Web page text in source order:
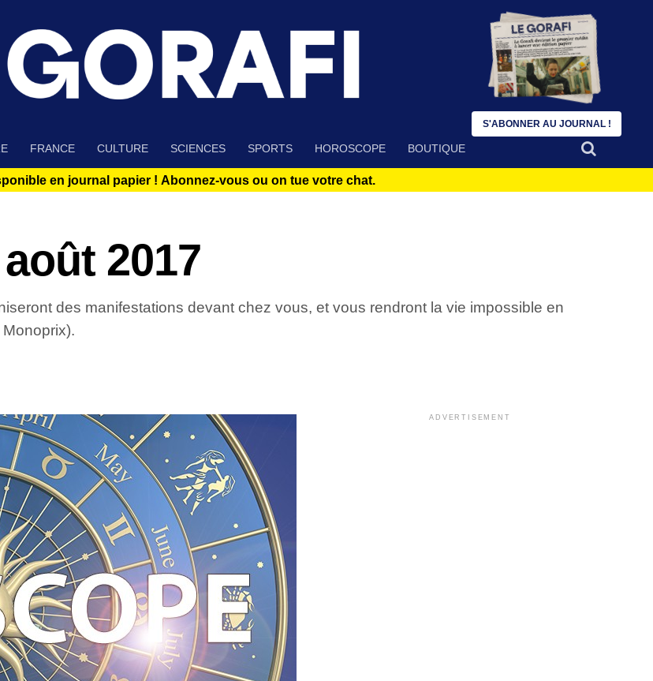
FRANCE CULTURE SCIENCES SPORTS HOROSCOPE BOUTIQUE
en journal papier ! Abonnez-vous ou on tue votre chat.
2017
des manifestations devant chez vous, et vous rendront la vie impossible en
ADVERTISEMENT
S'ABONNER AU JOURNAL !